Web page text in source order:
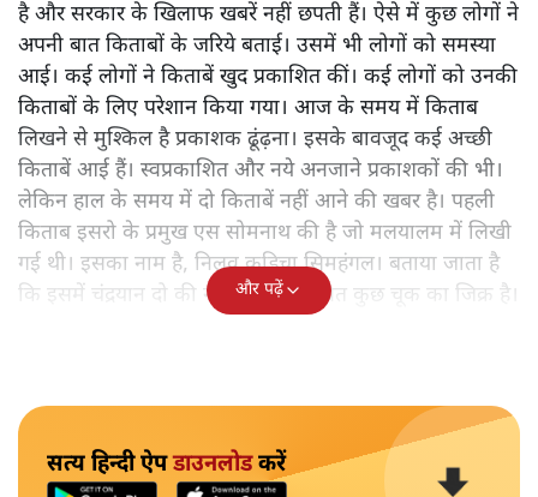
है और सरकार के खिलाफ खबरें नहीं छपती हैं। ऐसे में कुछ लोगों ने
अपनी बात किताबों के जरिये बताई। उसमें भी लोगों को समस्या
आई। कई लोगों ने किताबें खुद प्रकाशित कीं। कई लोगों को उनकी
किताबों के लिए परेशान किया गया। आज के समय में किताब
लिखने से मुश्किल है प्रकाशक ढूंढ़ना। इसके बावजूद कई अच्छी
किताबें आई हैं। स्वप्रकाशित और नये अनजाने प्रकाशकों की भी।
लेकिन हाल के समय में दो किताबें नहीं आने की खबर है। पहली
किताब इसरो के प्रमुख एस सोमनाथ की है जो मलयालम में लिखी
गई थी। इसका नाम है, निलवु कुडिचा सिमहंगल। बताया जाता है
कि इसमें चंद्रयान दो की नाकामी से संबंधित कुछ चूक का जिक्र है।
और पढ़ें
सत्य हिन्दी ऐपडाउनलोडकरें